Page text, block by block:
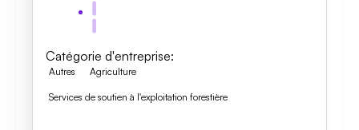
Catégorie d'entreprise:
Autres Agriculture
Services de soutien à l'exploitation forestière